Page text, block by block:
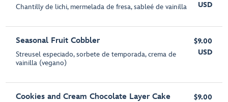
Chantilly de lichi, mermelada de fresa, sableé de vainilla
USD
Seasonal Fruit Cobbler
Streusel especiado, sorbete de temporada, crema de
vainilla (vegano)
$9.00
USD
Cookies and Cream Chocolate Layer Cake
$9.00